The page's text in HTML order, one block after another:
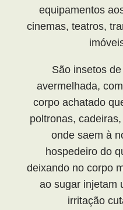
equipamentos
cinemas, teatros,
São insetos
avermelhada,
corpo achatado
poltronas,
onde saem à
hospedeiro do
deixando no corpo
ao sugar injetam
irritação